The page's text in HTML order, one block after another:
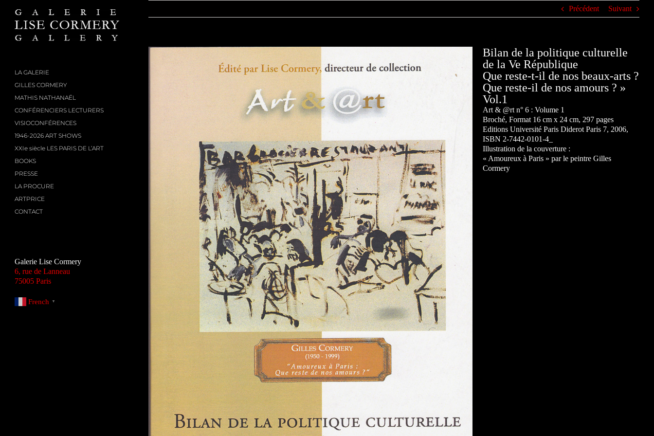
contenu
LA GALERIE
GILLES CORMERY
MATHIS NATHANAËL
CONFÉRENCIERS LECTURERS
VISIOCONFÉRENCES
1946-2026 ART SHOWS
XXIe siècle LES PARIS DE L’ART
BOOKS
PRESSE
LA PROCURE
ARTPRICE
CONTACT
Galerie Lise Cormery
6, rue de Lanneau
75005 Paris
French ▼
Précédent Suivant
Bilan de la politique culturelle
de la Ve République
Que reste-t-il de nos beaux-arts ?
Que reste-il de nos amours ? »
Vol.1
Art & @rt n° 6 : Volume 1
Broché, Format 16 cm x 24 cm, 297 pages
Editions Université Paris Diderot Paris 7, 2006,
ISBN 2-7442-0101-4_
Illustration de la couverture :
« Amoureux à Paris » par le peintre Gilles
Cormery